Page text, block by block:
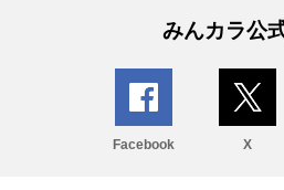
みんカラ公
Facebook X